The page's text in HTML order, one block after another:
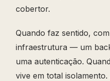
cobertor.
Quando faz sentido,
infraestrutura — um
uma autenticação.
vive em total